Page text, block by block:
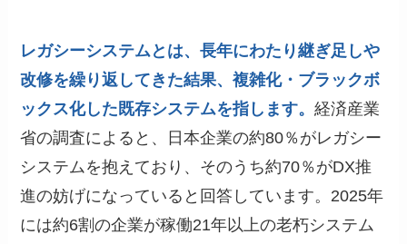
レガシーシステムとは、長年にわたり継ぎ足しや
改修を繰り返してきた結果、複雑化・ブラックボ
ックス化した既存システムを指します。経済産業
省の調査によると、日本企業の約80％がレガシー
システムを抱えており、そのうち約70％がDX推
進の妨げになっていると回答しています。2025年
には約6割の企業が稼働21年以上の老朽システム